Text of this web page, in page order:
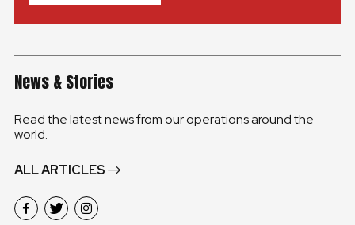
News & Stories
Read the latest news from our operations around the
world.
ALL ARTICLES